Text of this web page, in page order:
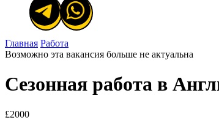
Главная Работа
Возможно эта вакансия больше не актуальна
Сезонная работа в
£2000